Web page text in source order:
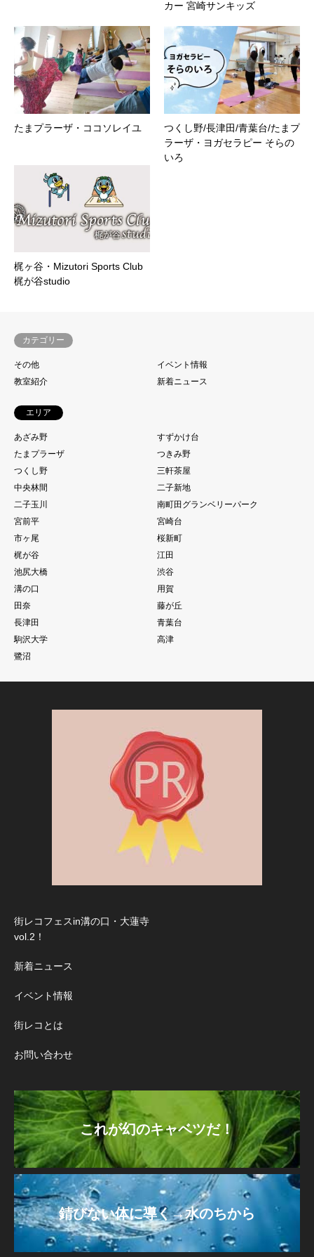
カー 宮崎サンキッズ
たまプラーザ・ココソレイユ
つくし野/長津田/青葉台/たまプ
ラーザ・ヨガセラピー そらの
いろ
梶ヶ谷・Mizutori Sports Club
梶が谷studio
カテゴリー
その他
イベント情報
教室紹介
新着ニュース
エリア
あざみ野
すずかけ台
たまプラーザ
つきみ野
つくし野
三軒茶屋
中央林間
二子新地
二子玉川
南町田グランベリーパーク
宮前平
宮崎台
市ヶ尾
桜新町
梶が谷
江田
池尻大橋
渋谷
溝の口
用賀
田奈
藤が丘
長津田
青葉台
駒沢大学
高津
鷺沼
街レコフェスin溝の口・大蓮寺
vol.2！
新着ニュース
イベント情報
街レコとは
お問い合わせ
これが幻のキャベツだ！
錆びない体に導く→水のちから